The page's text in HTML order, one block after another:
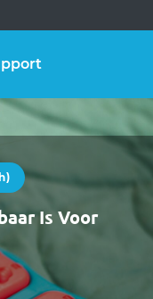
Is Voor
energie en
actiever, alerter